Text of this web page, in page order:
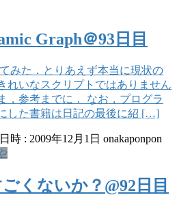
Graph＠93日目
みた．とりあえず本当に現状の
れいなスクリプトではありません
，参考までに． なお，プログラ
した書籍は日記の最後に紹 […]
時 : 2009年12月1日 onakaponpon
くないか？@92日目